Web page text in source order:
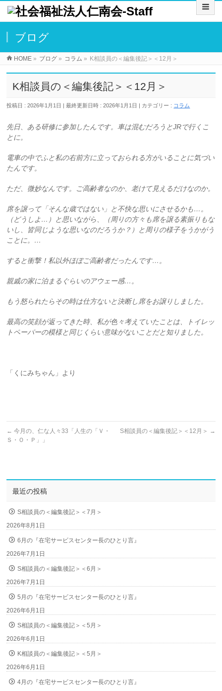
ブログ
HOME » ブログ » コラム » K相談員の＜編集後記＞＜12月＞
K相談員の＜編集後記＞＜12月＞
投稿日 : 2026年1月1日 最終更新日時 : 2026年1月1日 カテゴリー : コラム
先日、ある研修に参加したんです。車は混むだろうとJRで行くこ
とに。
電車の中でふと私の右前方に立っておられる方がいることに気づい
たんです。
ただ、微妙なんです。ご高齢者なのか、老けて見えるだけなのか。
席を譲って「そんな歳ではない」と不快な思いにさせるかも…。
（どうしよ…）と思いながら、（周りの方々も席を譲る素振りもな
いし、皆同じような思いなのだろうか？）と周りの様子をうかがう
ことに。…
すると衝撃！私以外ほぼご高齢者だったんです…。
親戚の家に泊まるぐらいのアウェー感…。
もう怒られたらその時は仕方ないと決断し席をお譲りしました。
最高の笑顔が返ってきた時、私が色々考えていたことは、トイレッ
トペーパーの模様と同じくらい意味がないことだと知りました。
「くにみちゃん」より
← 今月の、仁な人々33「人生の「Ｖ・
Ｓ・Ｏ・Ｐ」」
S相談員の＜編集後記＞＜12月＞ →
最近の投稿
S相談員の＜編集後記＞＜7月＞
2026年8月1日
6月の『在宅サービスセンター長のひとり言』
2026年7月1日
S相談員の＜編集後記＞＜6月＞
2026年7月1日
5月の『在宅サービスセンター長のひとり言』
2026年6月1日
S相談員の＜編集後記＞＜5月＞
2026年6月1日
K相談員の＜編集後記＞＜5月＞
2026年6月1日
4月の『在宅サービスセンター長のひとり言』